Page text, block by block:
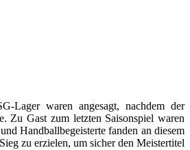
Lager waren angesagt, nachdem der
Zu Gast zum letzten Saisonspiel waren
Handballbegeisterte fanden an diesem
zu erzielen, um sicher den Meistertitel